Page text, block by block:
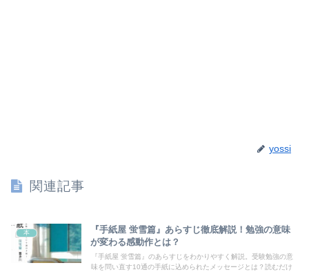
yossi
関連記事
本
『手紙屋 蛍雪篇』あらすじ徹底解説！勉強の意味
が変わる感動作とは？
『手紙屋 蛍雪篇』のあらすじをわかりやすく解説。受験勉強の意
味を問い直す10通の手紙に込められたメッセージとは？読むだけ